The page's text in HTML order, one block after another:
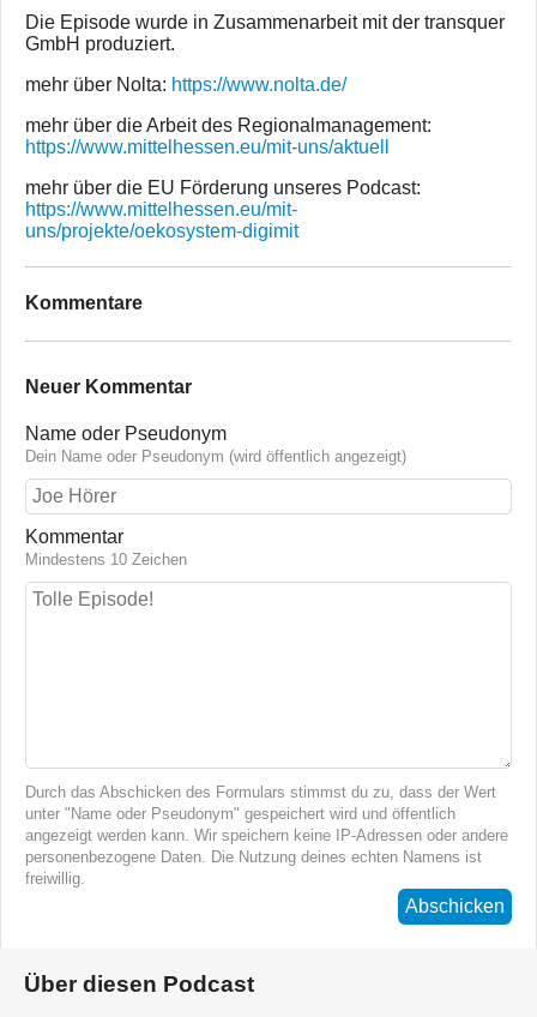
Die Episode wurde in Zusammenarbeit mit der transquer
GmbH produziert.
mehr über Nolta: https://www.nolta.de/
mehr über die Arbeit des Regionalmanagement:
https://www.mittelhessen.eu/mit-uns/aktuell
mehr über die EU Förderung unseres Podcast:
https://www.mittelhessen.eu/mit-
uns/projekte/oekosystem-digimit
Kommentare
Neuer Kommentar
Name oder Pseudonym
Dein Name oder Pseudonym (wird öffentlich angezeigt)
Kommentar
Mindestens 10 Zeichen
Durch das Abschicken des Formulars stimmst du zu, dass der Wert
unter "Name oder Pseudonym" gespeichert wird und öffentlich
angezeigt werden kann. Wir speichern keine IP-Adressen oder andere
personenbezogene Daten. Die Nutzung deines echten Namens ist
freiwillig.
Abschicken
Über diesen Podcast